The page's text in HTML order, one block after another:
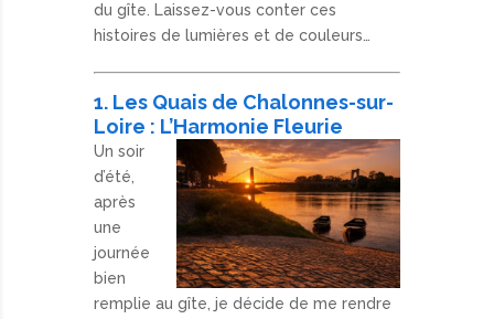
du gîte. Laissez-vous conter ces
histoires de lumières et de couleurs…
1. Les Quais de Chalonnes-sur-
Loire : L’Harmonie Fleurie
Un soir
d’été,
après
une
journée
bien
remplie au gîte, je décide de me rendre